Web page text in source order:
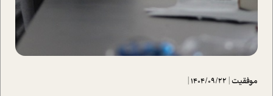
موفقیت|
1404/09/22
|